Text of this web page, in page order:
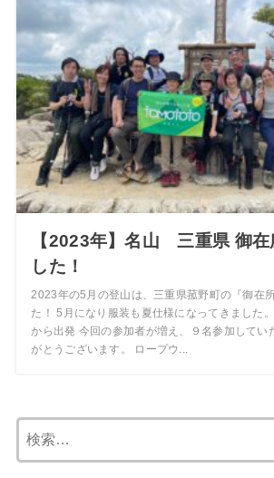
【2023年】名山 三重県 御在
した！
2023年の5月の登山は、三重県菰野町の『御在
た！ 5月になり服装も夏仕様になってきました
から出発 今回の参加者が増え、９名参加してい
がとうございます。 ロープウ...
索: